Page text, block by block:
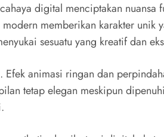
digital menciptakan nuansa
memberikan karakter unik
sesuatu yang kreatif dan
animasi ringan dan
tetap elegan meskipun